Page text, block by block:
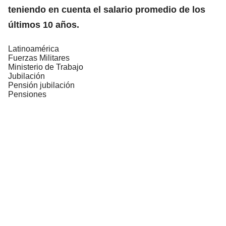
teniendo en cuenta el salario promedio de los
últimos 10 años.
Latinoamérica
Fuerzas Militares
Ministerio de Trabajo
Jubilación
Pensión jubilación
Pensiones